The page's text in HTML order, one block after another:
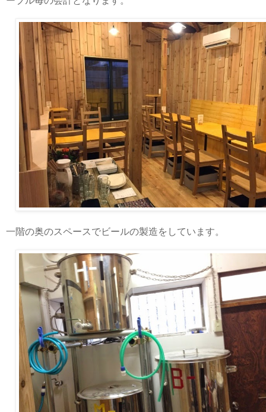
一階の奥のスペースでビールの製造をしています。